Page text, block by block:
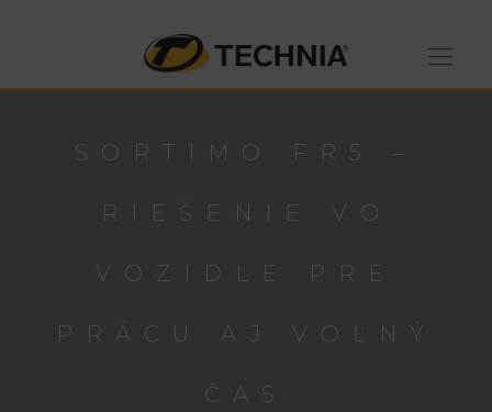
SORTIMO FR5 –
RIEŠENIE VO
VOZIDLE PRE
PRÁCU AJ VOĽNÝ
ČAS